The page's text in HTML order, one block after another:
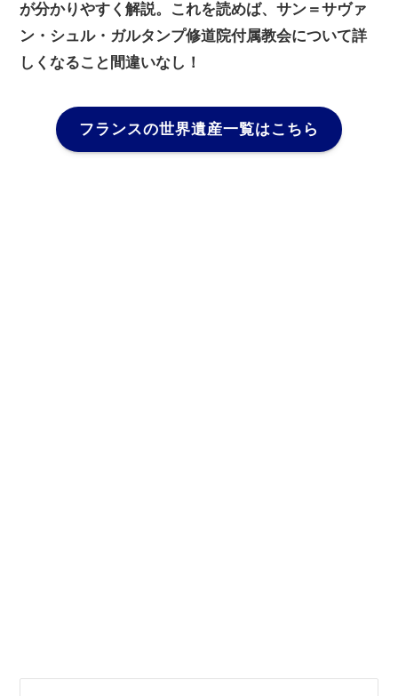
が分かりやすく解説。これを読めば、サン＝サヴァ
ン・シュル・ガルタンプ修道院付属教会について詳
しくなること間違いなし！
フランスの世界遺産一覧はこちら